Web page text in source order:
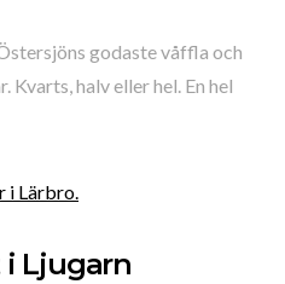
godaste våffla och
Kvarts, halv eller hel. En hel
i Lärbro.
Ljugarn